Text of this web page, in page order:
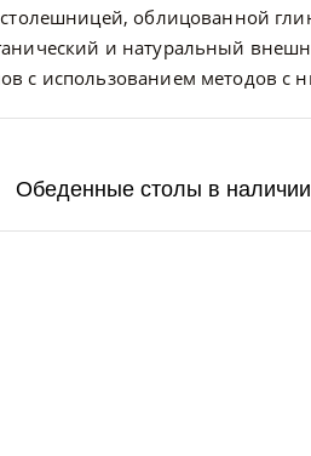
облицованной
и натуральный
с использованием методов с
Обеденные столы в наличии